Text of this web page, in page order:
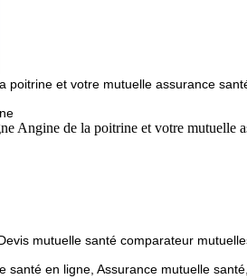
santé en ligne, Assurance mutuelle
mutuelle santé comparateur
poitrine et votre mutuelle assurance
Angine de la poitrine et votre mutuelle